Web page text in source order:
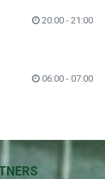
20:00 - 21:00
06:00 - 07:00